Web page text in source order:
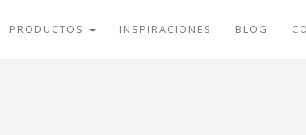
PRODUCTOS INSPIRACIONES BLOG